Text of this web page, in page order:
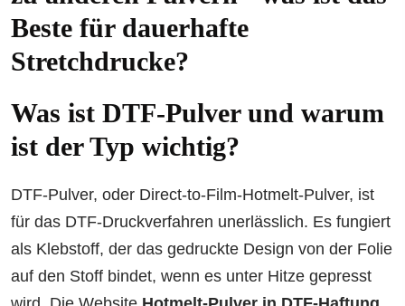
Beste für dauerhafte
Stretchdrucke?
Was ist DTF-Pulver und warum
ist der Typ wichtig?
DTF-Pulver, oder Direct-to-Film-Hotmelt-Pulver, ist
für das DTF-Druckverfahren unerlässlich. Es fungiert
als Klebstoff, der das gedruckte Design von der Folie
auf den Stoff bindet, wenn es unter Hitze gepresst